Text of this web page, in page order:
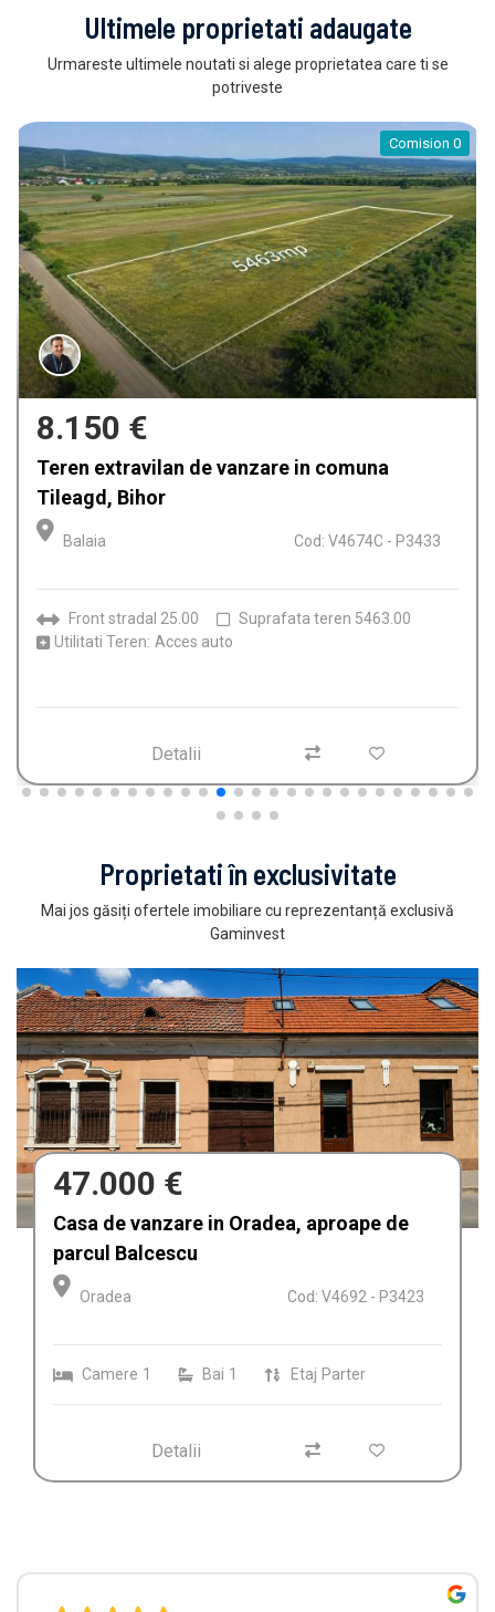
Ultimele proprietati adaugate
Urmareste ultimele noutati si alege proprietatea care ti se
potriveste
450 €
Apartament de lux de inchiriat in bloc nou
zona Calea Aradului, Oradea, Bihor
Oradea Cod: P912
Camere 2 Bai 1 Etaj 1
Detalii
Proprietati în exclusivitate
Mai jos găsiți ofertele imobiliare cu reprezentanță exclusivă
Gaminvest
47.000 €
Casa de vanzare in Oradea, aproape de
parcul Balcescu
Oradea Cod: V4692 - P3423
Camere 1 Bai 1 Etaj Parter
Detalii